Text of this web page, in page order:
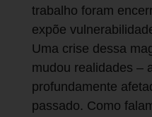
trabalho foram
expõe
Uma crise dessa
mudou realidades –
profundamente
passado. Como